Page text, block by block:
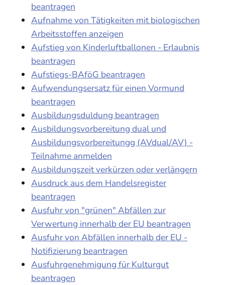
beantragen
Aufnahme von Tätigkeiten mit biologischen
Arbeitsstoffen anzeigen
Aufstieg von Kinderluftballonen - Erlaubnis
beantragen
Aufstiegs-BAföG beantragen
Aufwendungsersatz für einen Vormund
beantragen
Ausbildungsduldung beantragen
Ausbildungsvorbereitung dual und
Ausbildungsvorbereitungg (AVdual/AV) -
Teilnahme anmelden
Ausbildungszeit verkürzen oder verlängern
Ausdruck aus dem Handelsregister
beantragen
Ausfuhr von "grünen" Abfällen zur
Verwertung innerhalb der EU beantragen
Ausfuhr von Abfällen innerhalb der EU -
Notifizierung beantragen
Ausfuhrgenehmigung für Kulturgut
beantragen